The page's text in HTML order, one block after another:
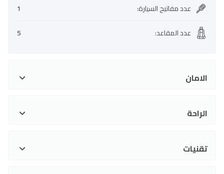
عدد مفاتيح السيارة:
1
عدد المقاعد:
5
الامان
الراحة
تقنيات